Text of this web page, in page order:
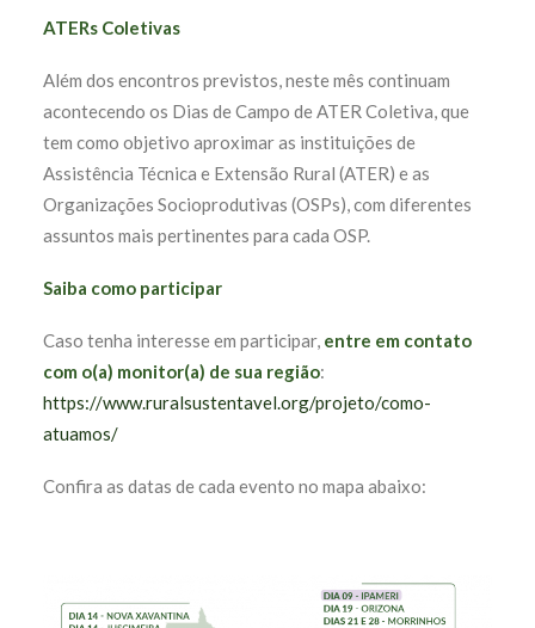
ATERs Coletivas
Além dos encontros previstos, neste mês continuam
acontecendo os Dias de Campo de ATER Coletiva, que
tem como objetivo aproximar as instituições de
Assistência Técnica e Extensão Rural (ATER) e as
Organizações Socioprodutivas (OSPs), com diferentes
assuntos mais pertinentes para cada OSP.
Saiba como participar
Caso tenha interesse em participar, entre em contato
com o(a) monitor(a) de sua região:
https://www.ruralsustentavel.org/projeto/como-
atuamos/
Confira as datas de cada evento no mapa abaixo: